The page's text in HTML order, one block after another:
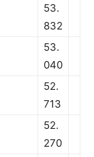
53.
832
53.
040
52.
713
52.
270